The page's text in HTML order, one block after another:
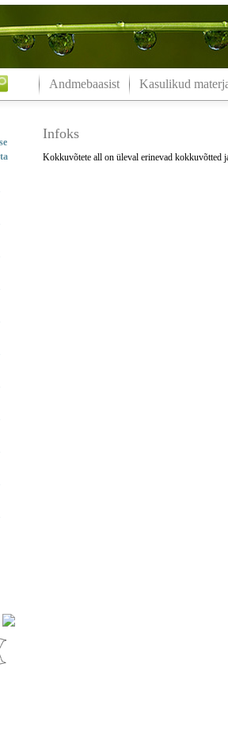
Andmebaasist Kasulikud
Infoks
Kokkuvõtete all on üleval erinevad kokkuvõtted